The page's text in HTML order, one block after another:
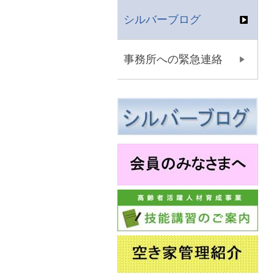
シルバーブログ
事務所への緊急連絡